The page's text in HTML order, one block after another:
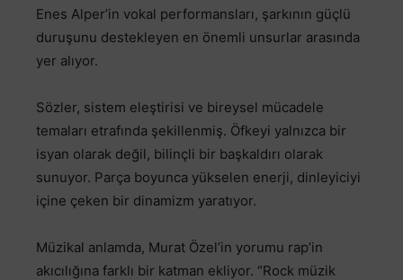
Enes Alper’in vokal performansları, şarkının güçlü
duruşunu destekleyen en önemli unsurlar arasında
yer alıyor.
Sözler, sistem eleştirisi ve bireysel mücadele
temaları etrafında şekillenmiş. Öfkeyi yalnızca bir
isyan olarak değil, bilinçli bir başkaldırı olarak
sunuyor. Parça boyunca yükselen enerji, dinleyiciyi
içine çeken bir dinamizm yaratıyor.
Müzikal anlamda, Murat Özel’in yorumu rap’in
akıcılığına farklı bir katman ekliyor. “Rock müzik